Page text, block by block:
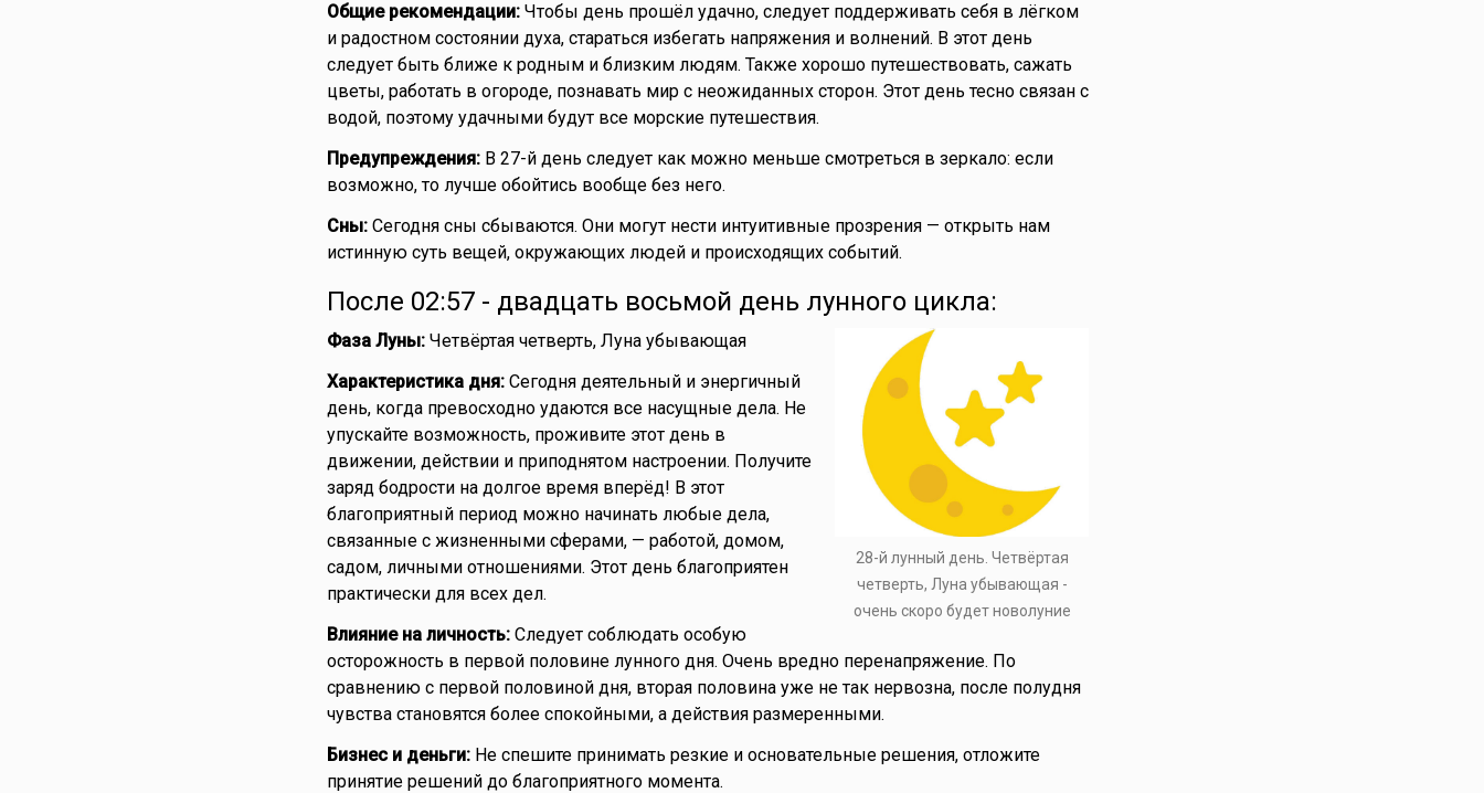
Общие рекомендации:Чтобы день прошёл удачно, следует поддерживать себя в лёгком
и радостном состоянии духа, стараться избегать напряжения и волнений. В этот день
следует быть ближе к родным и близким людям. Также хорошо путешествовать, сажать
цветы, работать в огороде, познавать мир с неожиданных сторон. Этот день тесно связан с
водой, поэтому удачными будут все морские путешествия.
Предупреждения:В 27-й день следует как можно меньше смотреться в зеркало: если
возможно, то лучше обойтись вообще без него.
Сны:Сегодня сны сбываются. Они могут нести интуитивные прозрения — открыть нам
истинную суть вещей, окружающих людей и происходящих событий.
После 02:57 - двадцать восьмой день лунного цикла:
28-й лунный день. Четвёртая
четверть, Луна убывающая -
очень скоро будет новолуние
Фаза Луны:Четвёртая четверть, Луна убывающая
Характеристика дня:Сегодня деятельный и энергичный
день, когда превосходно удаются все насущные дела. Не
упускайте возможность, проживите этот день в
движении, действии и приподнятом настроении. Получите
заряд бодрости на долгое время вперёд! В этот
благоприятный период можно начинать любые дела,
связанные с жизненными сферами, — работой, домом,
садом, личными отношениями. Этот день благоприятен
практически для всех дел.
Влияние на личность:Следует соблюдать особую
осторожность в первой половине лунного дня. Очень вредно перенапряжение. По
сравнению с первой половиной дня, вторая половина уже не так нервозна, после полудня
чувства становятся более спокойными, а действия размеренными.
Бизнес и деньги:Не спешите принимать резкие и основательные решения, отложите
принятие решений до благоприятного момента.